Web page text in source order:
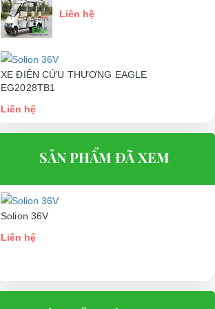
Liên hệ
XE ĐIỆN CỨU THƯƠNG EAGLE
EG2028TB1
Liên hệ
SẢN PHẨM ĐÃ XEM
Solion 36V
Liên hệ